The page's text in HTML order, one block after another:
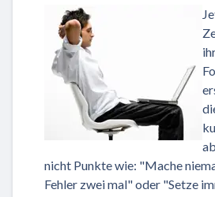
nicht Punkte wie: "Mache
Fehler zwei mal" oder "Setze